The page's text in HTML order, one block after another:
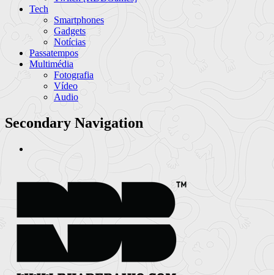
Tech
Smartphones
Gadgets
Notícias
Passatempos
Multimédia
Fotografia
Vídeo
Audio
Secondary Navigation